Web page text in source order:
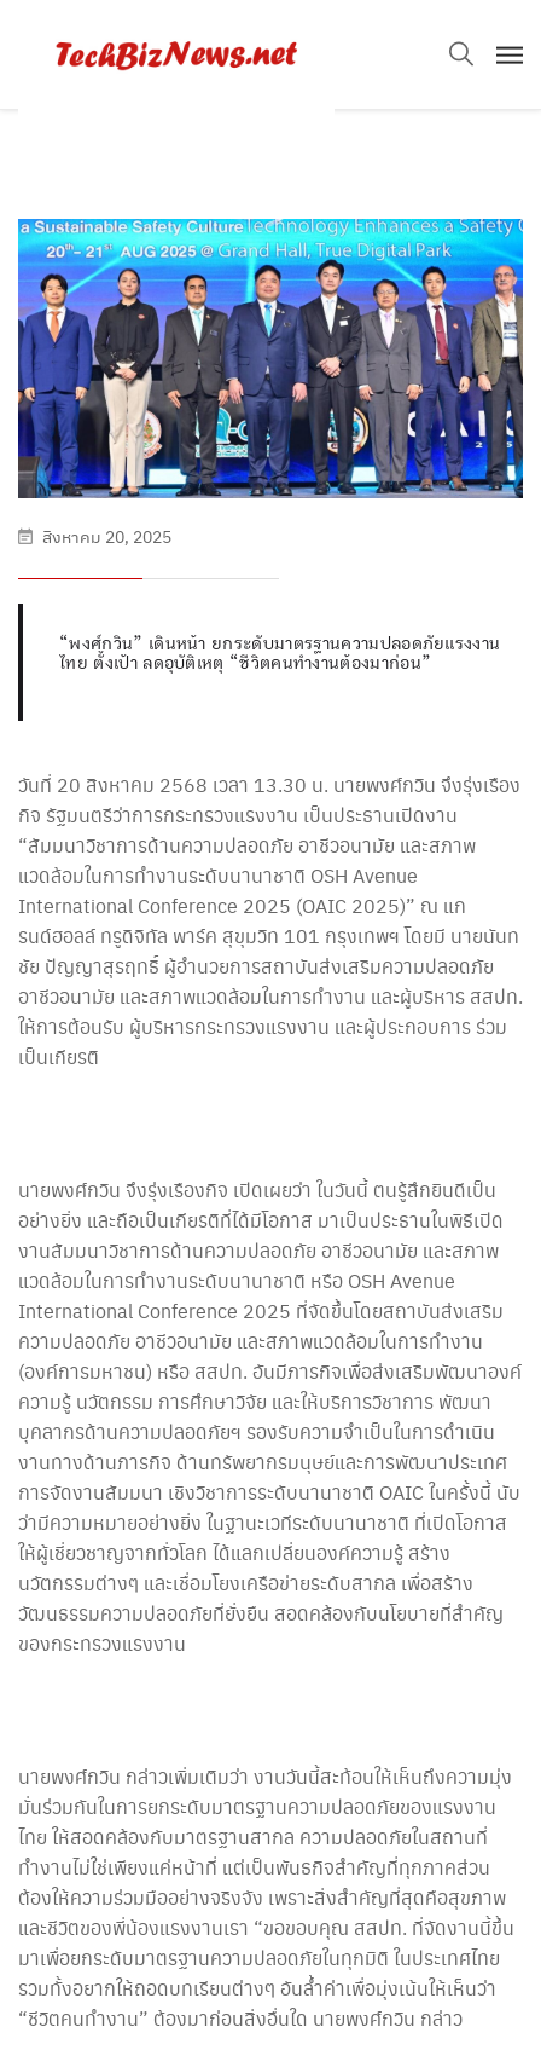
สิงหาคม 20, 2025
“พงศ์กวิน” เดินหน้า ยกระดับมาตรฐานความปลอดภัยแรงงาน
ไทย ตั้งเป้า ลดอุบัติเหตุ “ชีวิตคนทำงานต้องมาก่อน”
วันที่ 20 สิงหาคม 2568 เวลา 13.30 น. นายพงศ์กวิน จึงรุ่งเรือง
กิจ รัฐมนตรีว่าการกระทรวงแรงงาน เป็นประธานเปิดงาน
“สัมมนาวิชาการด้านความปลอดภัย อาชีวอนามัย และสภาพ
แวดล้อมในการทำงานระดับนานาชาติ OSH Avenue
International Conference 2025 (OAIC 2025)” ณ แก
รนด์ฮอลล์ ทรูดิจิทัล พาร์ค สุขุมวิท 101 กรุงเทพฯ โดยมี นายนันท
ชัย ปัญญาสุรฤทธิ์ ผู้อำนวยการสถาบันส่งเสริมความปลอดภัย
อาชีวอนามัย และสภาพแวดล้อมในการทำงาน และผู้บริหาร สสปท.
ให้การต้อนรับ ผู้บริหารกระทรวงแรงงาน และผู้ประกอบการ ร่วม
เป็นเกียรติ
นายพงศ์กวิน จึงรุ่งเรืองกิจ เปิดเผยว่า ในวันนี้ ตนรู้สึกยินดีเป็น
อย่างยิ่ง และถือเป็นเกียรติที่ได้มีโอกาส มาเป็นประธานในพิธีเปิด
งานสัมมนาวิชาการด้านความปลอดภัย อาชีวอนามัย และสภาพ
แวดล้อมในการทำงานระดับนานาชาติ หรือ OSH Avenue
International Conference 2025 ที่จัดขึ้นโดยสถาบันส่งเสริม
ความปลอดภัย อาชีวอนามัย และสภาพแวดล้อมในการทำงาน
(องค์การมหาชน) หรือ สสปท. อันมีภารกิจเพื่อส่งเสริมพัฒนาองค์
ความรู้ นวัตกรรม การศึกษาวิจัย และให้บริการวิชาการ พัฒนา
บุคลากรด้านความปลอดภัยฯ รองรับความจำเป็นในการดำเนิน
งานทางด้านภารกิจ ด้านทรัพยากรมนุษย์และการพัฒนาประเทศ
การจัดงานสัมมนา เชิงวิชาการระดับนานาชาติ OAIC ในครั้งนี้ นับ
ว่ามีความหมายอย่างยิ่ง ในฐานะเวทีระดับนานาชาติ ที่เปิดโอกาส
ให้ผู้เชี่ยวชาญจากทั่วโลก ได้แลกเปลี่ยนองค์ความรู้ สร้าง
นวัตกรรมต่างๆ และเชื่อมโยงเครือข่ายระดับสากล เพื่อสร้าง
วัฒนธรรมความปลอดภัยที่ยั่งยืน สอดคล้องกับนโยบายที่สำคัญ
ของกระทรวงแรงงาน
นายพงศ์กวิน กล่าวเพิ่มเติมว่า งานวันนี้สะท้อนให้เห็นถึงความมุ่ง
มั่นร่วมกันในการยกระดับมาตรฐานความปลอดภัยของแรงงาน
ไทย ให้สอดคล้องกับมาตรฐานสากล ความปลอดภัยในสถานที่
ทำงานไม่ใช่เพียงแค่หน้าที่ แต่เป็นพันธกิจสำคัญที่ทุกภาคส่วน
ต้องให้ความร่วมมืออย่างจริงจัง เพราะสิ่งสำคัญที่สุดคือสุขภาพ
และชีวิตของพี่น้องแรงงานเรา “ขอขอบคุณ สสปท. ที่จัดงานนี้ขึ้น
มาเพื่อยกระดับมาตรฐานความปลอดภัยในทุกมิติ ในประเทศไทย
รวมทั้งอยากให้ถอดบทเรียนต่างๆ อันล้ำค่าเพื่อมุ่งเน้นให้เห็นว่า
“ชีวิตคนทำงาน” ต้องมาก่อนสิ่งอื่นใด นายพงศ์กวิน กล่าว